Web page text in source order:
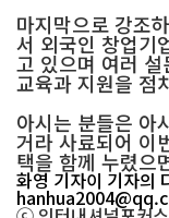
마지막으로 강조
서 외국인 창업기
고 있으며 여러
교육과 지원을 점
아시는 분들은 아
거라 사료되어 이
택을 함께 누렸으
화영 기자이 기자의